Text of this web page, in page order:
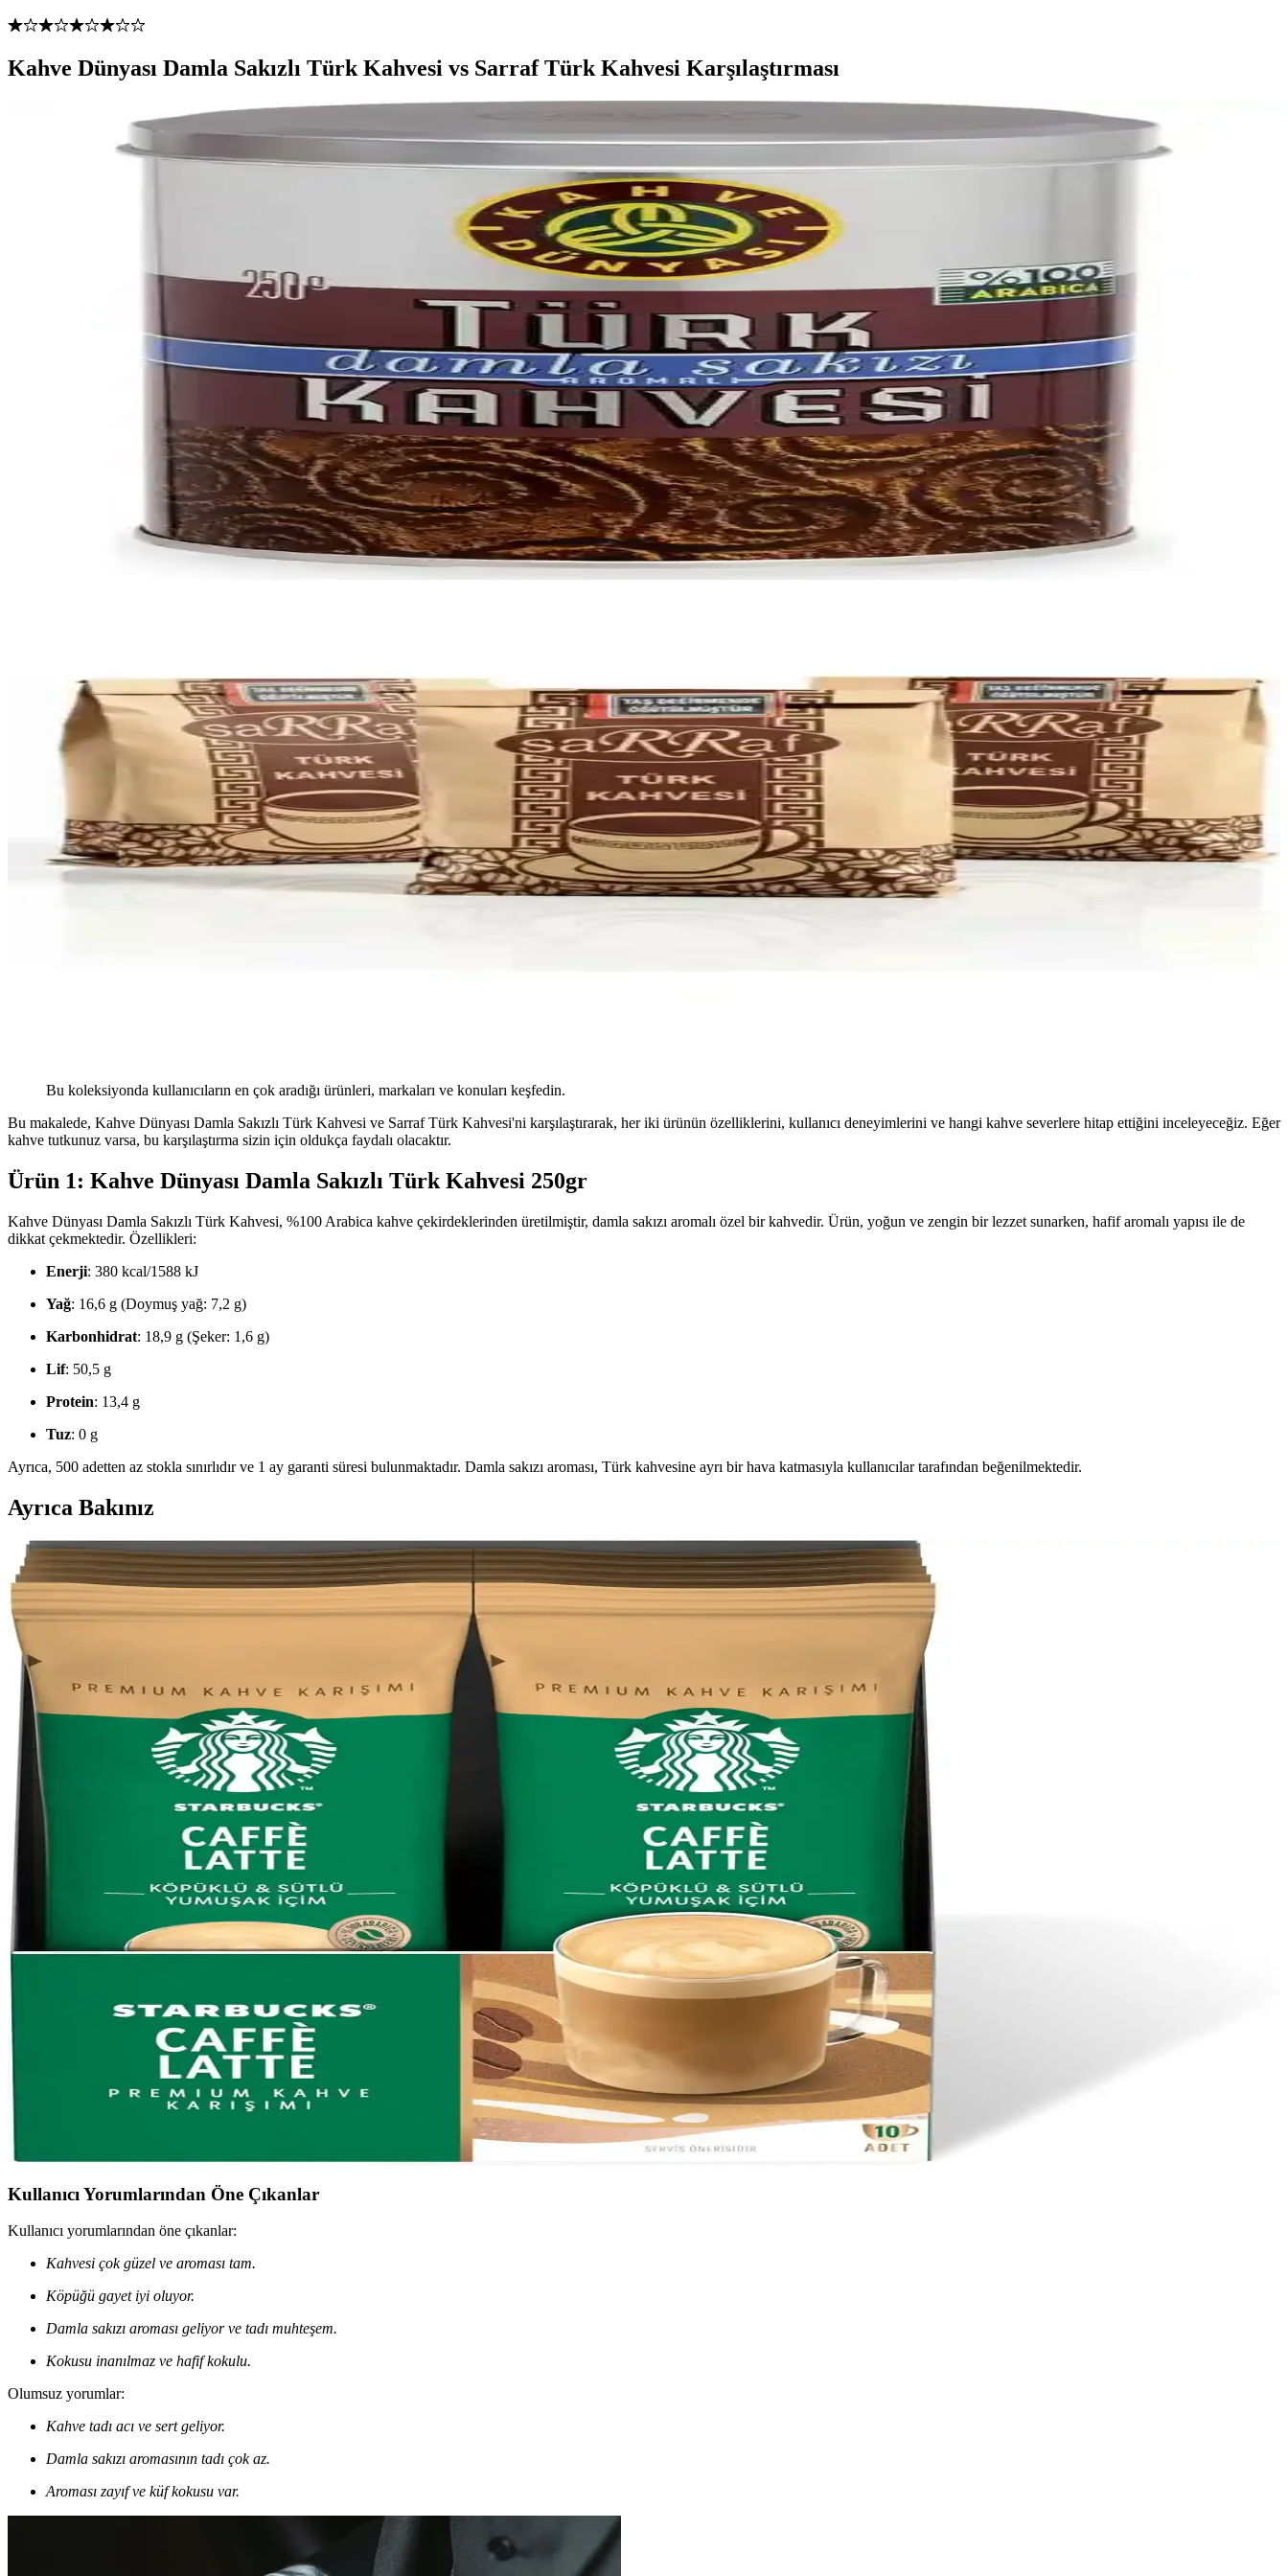
Kahve Dünyası Damla Sakızlı Türk Kahvesi vs Sarraf Türk Kahvesi Karşılaştırması
Bu koleksiyonda kullanıcıların en çok aradığı ürünleri, markaları ve konuları keşfedin.
Bu makalede, Kahve Dünyası Damla Sakızlı Türk Kahvesi ve Sarraf Türk Kahvesi'ni karşılaştırarak, her iki ürünün özelliklerini, kullanıcı deneyimlerini ve hangi kahve severlere hitap ettiğini inceleyeceğiz. Eğer
kahve tutkunuz varsa, bu karşılaştırma sizin için oldukça faydalı olacaktır.
Ürün 1: Kahve Dünyası Damla Sakızlı Türk Kahvesi 250gr
Kahve Dünyası Damla Sakızlı Türk Kahvesi, %100 Arabica kahve çekirdeklerinden üretilmiştir, damla sakızı aromalı özel bir kahvedir. Ürün, yoğun ve zengin bir lezzet sunarken, hafif aromalı yapısı ile de
dikkat çekmektedir. Özellikleri:
Enerji: 380 kcal/1588 kJ
Yağ: 16,6 g (Doymuş yağ: 7,2 g)
Karbonhidrat: 18,9 g (Şeker: 1,6 g)
Lif: 50,5 g
Protein: 13,4 g
Tuz: 0 g
Ayrıca, 500 adetten az stokla sınırlıdır ve 1 ay garanti süresi bulunmaktadır. Damla sakızı aroması, Türk kahvesine ayrı bir hava katmasıyla kullanıcılar tarafından beğenilmektedir.
Ayrıca Bakınız
İsveç'te Willys Marketinde Alışveriş ve Fiyat Analizi: Kahve ve Süt Ürünleri Üzerine
İsveç'te Willys marketinde yapılan alışveriş örneği üzerinden kahve ve süt ürünleri fiyatları, gramaj azalması ve marka tercihlerinin etkileri detaylıca inceleniyor. Alternatif alışveriş seçenekleri ve komşu ülkelerle
fiyat karşılaştırmaları sunuluyor.
Kahve Tüketimini Bırakmanın Sağlık, Maliyet ve Yaşam Tarzı Üzerindeki Etkileri
Kahve tüketiminin uyku, anksiyete ve maliyet üzerindeki etkileri incelenerek, kademeli bırakma yöntemleri ve alternatif içeceklerle yaşam kalitesinin nasıl korunacağı ele alınıyor.
Nescafe Dolce Gusto Cafe Au Lait Pratik ve Lezzetli Kahve Deneyimi İçin Uygun Seçenek
Nescafe Dolce Gusto Cafe Au Lait, kolay kullanımı ve dengeli lezzetiyle evde veya ofiste kahve deneyimini yükselten pratik kapsül ürünüdür.
Jacobs Espresso 7 Classico Yoğun ve Aromatik Kahve Seçenekleri ve Kullanım İpuçları
Jacobs Espresso 7 Classico, yoğun ve aromatik tadıyla kahve tutkunlarının favorisi. Espresso yapımında ideal, taze çekilmiş ve doğru demleme teknikleriyle kahve deneyimini zenginleştirir.
Nescafé: Kahve Kültüründe Pratiklik ve Geniş Ürün Yelpazesiyle Öncü Marka
Nescafé, 1938'den beri kahve tutkunlarına çeşitli ürünler sunan, pratik ve geniş ürün yelpazesiyle kahve alışkanlıklarını şekillendiren öncü markadır.
Addis Ababa'da Kahve Kültürü ve Pazarları: Geleneksel ve Modern Unsurların Buluşması
Addis Ababa'da kahve kültürü, geleneksel ve modern unsurlarla zenginleşiyor. Şehirdeki pazarlar ve kahve alışkanlıkları bölgenin kültürel ve ekonomik canlılığını yansıtıyor.
Kahve Dünyası Fıstıklı Gofret: Tat ve Lezzetin Buluşması ve Günlük Kullanım İpuçları
Fıstıklı gofretler, kahve ile uyumu ve sağlıklı içeriğiyle öne çıkar. Hafif yapısı ve pratikliği sayesinde kahve molalarında ideal bir tercih olur.
Starbucks'ta Premium Kahve Karışımlarının Yükselişi ve Tüketim Kültürüne Etkisi
Starbucks, yüksek kaliteli Arabica kahve ve etik tedarik ilkeleriyle öne çıkar, çeşitli premium seçenekler ve sağlıklı içeceklerle kahve kültürünü şekillendiriyor.
Kullanıcı Yorumlarından Öne Çıkanlar
Kullanıcı yorumlarından öne çıkanlar:
Kahvesi çok güzel ve aroması tam.
Köpüğü gayet iyi oluyor.
Damla sakızı aroması geliyor ve tadı muhteşem.
Kokusu inanılmaz ve hafif kokulu.
Olumsuz yorumlar:
Kahve tadı acı ve sert geliyor.
Damla sakızı aromasının tadı çok az.
Aroması zayıf ve küf kokusu var.